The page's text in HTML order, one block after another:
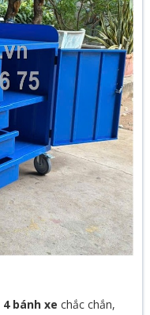
4 bánh xe chắc chắn,